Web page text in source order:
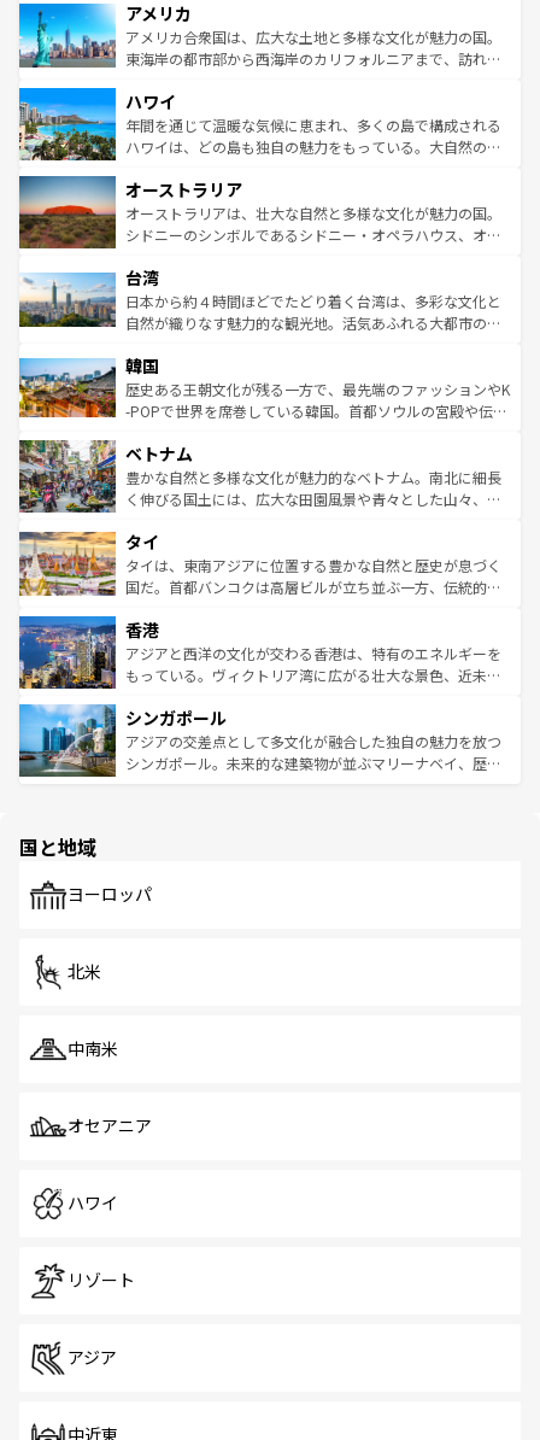
ンツ一覧を参照してほしい。
の建物がそのまま残る町や、スイスならではのユニークな
博物館もあり、アルプス観光だけでなく町歩きも満喫する
ことができる。国民の所得が高いため物価も高いが、旅行
ば市内交通費無料で観光を楽しむこともできる。 なお、新
着のスイス情報はコンテンツ一覧 を参照してほしい。
アメリカ
アメリカ合衆国は、広大な土地と多様な文化が魅力の国。
東海岸の都市部から西海岸のカリフォルニアまで、訪れる
のような巨大都市は、観光、ショッピング、エンターテイ
ンメントが詰まった刺激的なスポットだ。一方、アメリカ
西部には大自然が広がり、グランドキャニオンやイエロー
部のニューオーリンズでは、音楽と美食が融合した独特の
文化が魅力。旅行者はアメリカの各地域で異なる魅力を楽
しみながら、その多様性と豊かな歴史を感じることができ
ならではの贅沢な旅のスタイルだ。 なお、新着のアメリカ
情報はコンテンツ一覧を参照してほしい。
ハワイ
年間を通じて温暖な気候に恵まれ、多くの島で構成される
ハワイは、どの島も独自の魅力をもっている。大自然の神
ワイ島は見逃せない。また、定番の観光地といえばオアフ
島だが、静かな自然を求めるならマウイ島やカウアイ島が
おすすめ。エメラルドグリーンに輝く海をはじめ、豊かな
れるおもてなしの心で訪れる人々を迎えてくれるハワイの
人々、おいしいローカルフードやハワイアンミュージッ
ク、伝統的なフラダンスなど、すべてがハワイの魅力を彩
ワイを、存分に味わってほしい。 なお、新着のハワイ情報
はコンテンツ一覧を参照してほしい。
オーストラリア
オーストラリアは、壮大な自然と多様な文化が魅力の国。
シドニーのシンボルであるシドニー・オペラハウス、オー
リアリーフや大陸中央部にそびえるウルル（エアーズロッ
ク）、タスマニアの美しい原生林やケアンズの熱帯雨林な
ど、見どころがたくさん。また、カフェやワイン、オージ
いる。アクティビティも充実しており、サーフィンやダイ
ビング、ハイキングなど、アウトドア好きにはたまらな
い。オーストラリアの多彩な魅力を存分に味わいつくそ
参照してほしい。
台湾
日本から約４時間ほどでたどり着く台湾は、多彩な文化と
自然が織りなす魅力的な観光地。活気あふれる大都市の台
ン）、静ひつな山岳地帯である台湾東部など、都市の喧騒
と山間の静けさが共存しており、訪れる人に新しい発見と
驚きをもたらしてくれる。また、奥深い台湾の食文化も魅
容にもいいと評判のスイーツなど、バラエティ豊かな料理
が味わえる。 なお、新着の台湾情報は コンテンツ一覧を参
照してほしい。
韓国
歴史ある王朝文化が残る一方で、最先端のファッションやK
-POPで世界を席巻している韓国。首都ソウルの宮殿や伝統
き、地方に足を延ばせば四季折々の自然美を楽しむことが
できる。そして、キムチや焼肉、絶品のストリートフード
まで、さまざまな韓国料理が待っている。夜には、韓国な
リティに包まれながら、韓国の多彩な魅力を心ゆくまで味
わってみてほしい。 なお、新着の韓国情報はコンテンツ一
覧を参照してほしい。
ベトナム
豊かな自然と多様な文化が魅力的なベトナム。南北に細長
く伸びる国土には、広大な田園風景や青々とした山々、世
急速な発展と共に伝統が息づく。ハノイの古い町並みやホ
ーチミン市のフランス統治時代の建物も、独特の雰囲気を
醸し出している。また、バラエティの豊かさとおいしさで
とつ。フォーやバインミー、ベトナムコーヒーなどは、ぜ
ひ現地で味わいたい。どの地域を訪れてもあたたかい人々
が旅行者を迎えてくれるので、きっと忘れられない旅にな
参照してほしい。
タイ
タイは、東南アジアに位置する豊かな自然と歴史が息づく
国だ。首都バンコクは高層ビルが立ち並ぶ一方、伝統的な
の活気が交差している。北部ではチェンマイなどの山岳地
帯で自然と触れ合い、南部ではプーケットやクラビの美し
いビーチでリゾート気分を楽しむことができる。タイ料理
激する。気候は一年中温暖で、どの季節にも異なる楽しみ
が待っている。親しみやすいタイの人々、仏教を中心とし
た文化、そして多様な観光資源が、訪れる旅人を魅了し続
香港
アジアと西洋の文化が交わる香港は、特有のエネルギーを
もっている。ヴィクトリア湾に広がる壮大な景色、近未来
み、どこを訪れても感動するはず。観光スポットが密集し
ており、効率よく見どころを回れるのも魅力。息をのむよ
うな絶景から文化的な体験まで、香港を存分に楽しみ尽く
シンガポール
アジアの交差点として多文化が融合した独自の魅力を放つ
シンガポール。未来的な建築物が並ぶマリーナベイ、歴史
で、ホーカーズは地元の風情を楽しめる外せないスポット
国と地域
ヨーロッパ
北米
中南米
オセアニア
ハワイ
リゾート
アジア
中近東